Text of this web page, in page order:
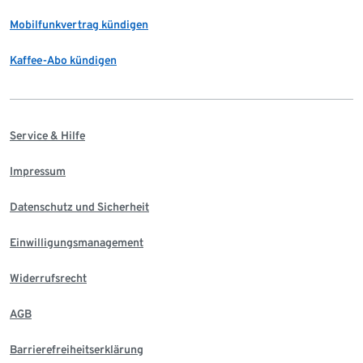
Mobilfunkvertrag kündigen
Kaffee-Abo kündigen
Service & Hilfe
Impressum
Datenschutz und Sicherheit
Einwilligungsmanagement
Widerrufsrecht
AGB
Barrierefreiheitserklärung